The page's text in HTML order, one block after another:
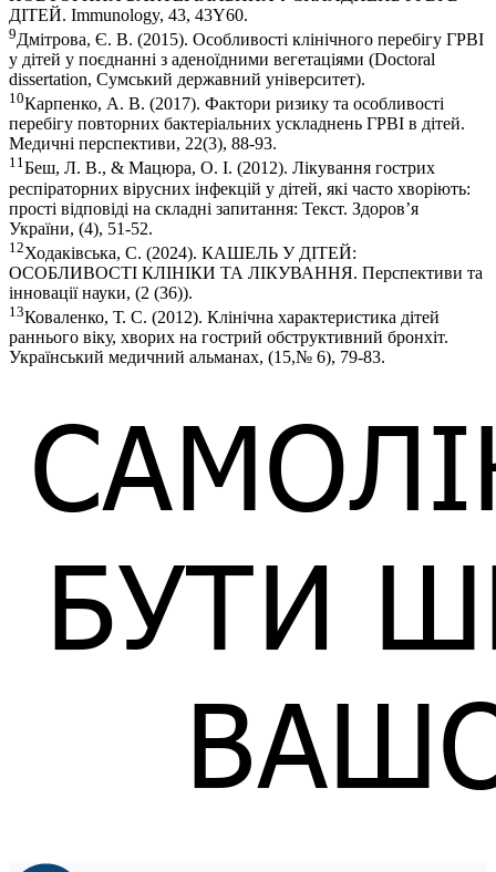
ДІТЕЙ. Immunology, 43, 43Ү60.
9Дмітрова, Є. В. (2015). Особливості клінічного перебігу ГРВІ
у дітей у поєднанні з аденоїдними вегетаціями (Doctoral
dissertation, Сумський державний університет).
10Карпенко, А. В. (2017). Фактори ризику та особливості
перебігу повторних бактеріальних ускладнень ГРВІ в дітей.
Медичні перспективи, 22(3), 88-93.
11Беш, Л. В., & Мацюра, О. І. (2012). Лікування гострих
респіраторних вірусних інфекцій у дітей, які часто хворіють:
прості відповіді на складні запитання: Текст. Здоров’я
України, (4), 51-52.
12Ходаківська, С. (2024). КАШЕЛЬ У ДІТЕЙ:
ОСОБЛИВОСТІ КЛІНІКИ ТА ЛІКУВАННЯ. Перспективи та
інновації науки, (2 (36)).
13Коваленко, Т. С. (2012). Клінічна характеристика дітей
раннього віку, хворих на гострий обструктивний бронхіт.
Український медичний альманах, (15,№ 6), 79-83.